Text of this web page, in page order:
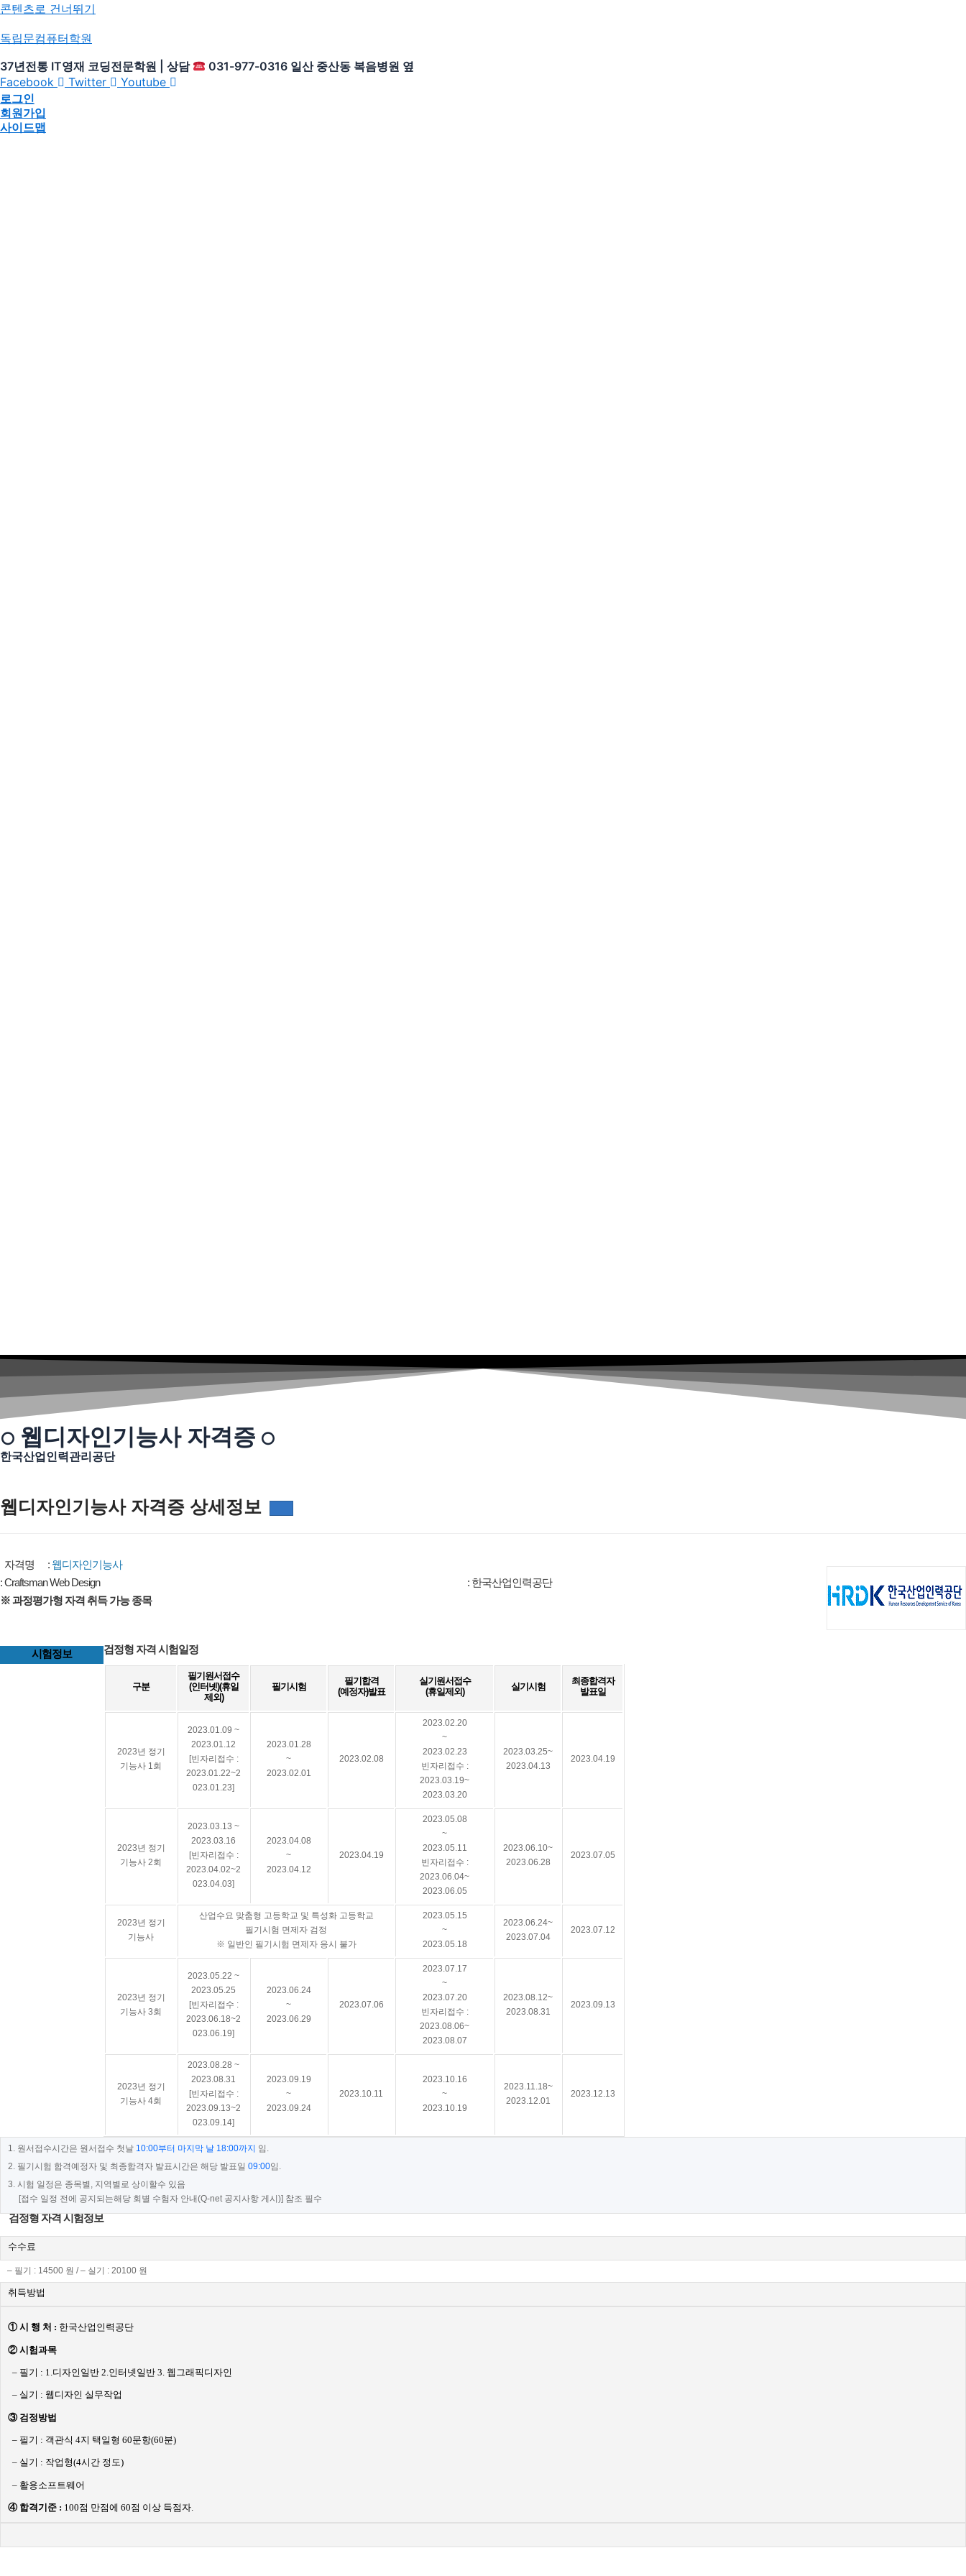
콘텐츠로 건너뛰기
독립문컴퓨터학원
37년전통 IT영재 코딩전문학원 | 상담
031-977-0316 일산 중산동 복음병원 옆
Facebook
Twitter
Youtube
로그인
회원가입
사이드맵
○ 웹디자인기능사 자격증 ○
한국산업인력관리공단
웹디자인기능사 자격증 상세정보
자격명 : 웹디자인기능사
: Craftsman Web Design
: 한국산업인력공단
※ 과정평가형 자격 취득 가능 종목
시험정보 검정형 자격 시험일정
구분
필기원서접수
(인터넷)(휴일
제외)
필기시험
필기합격
(예정자)발표
실기원서접수
(휴일제외)
실기시험
최종합격자
발표일
2023년 정기
기능사 1회
2023.01.09 ~
2023.01.12
[빈자리접수 :
2023.01.22~2
023.01.23]
2023.01.28
~
2023.02.01
2023.02.08
2023.02.20
~
2023.02.23
빈자리접수 :
2023.03.19~
2023.03.20
2023.03.25~
2023.04.13
2023.04.19
2023년 정기
기능사 2회
2023.03.13 ~
2023.03.16
[빈자리접수 :
2023.04.02~2
023.04.03]
2023.04.08
~
2023.04.12
2023.04.19
2023.05.08
~
2023.05.11
빈자리접수 :
2023.06.04~
2023.06.05
2023.06.10~
2023.06.28
2023.07.05
2023년 정기
기능사
산업수요 맞춤형 고등학교 및 특성화 고등학교
필기시험 면제자 검정
※ 일반인 필기시험 면제자 응시 불가
2023.05.15
~
2023.05.18
2023.06.24~
2023.07.04
2023.07.12
2023년 정기
기능사 3회
2023.05.22 ~
2023.05.25
[빈자리접수 :
2023.06.18~2
023.06.19]
2023.06.24
~
2023.06.29
2023.07.06
2023.07.17
~
2023.07.20
빈자리접수 :
2023.08.06~
2023.08.07
2023.08.12~
2023.08.31
2023.09.13
2023년 정기
기능사 4회
2023.08.28 ~
2023.08.31
[빈자리접수 :
2023.09.13~2
023.09.14]
2023.09.19
~
2023.09.24
2023.10.11
2023.10.16
~
2023.10.19
2023.11.18~
2023.12.01
2023.12.13
1. 원서접수시간은 원서접수 첫날 10:00부터 마지막 날 18:00까지 임.
2. 필기시험 합격예정자 및 최종합격자 발표시간은 해당 발표일 09:00임.
3. 시험 일정은 종목별, 지역별로 상이할수 있음
[접수 일정 전에 공지되는해당 회별 수험자 안내(Q-net 공지사항 게시)] 참조 필수
검정형 자격 시험정보
수수료
– 필기 : 14500 원 / – 실기 : 20100 원
취득방법
① 시 행 처 : 한국산업인력공단
② 시험과목
– 필기 : 1.디자인일반 2.인터넷일반 3. 웹그래픽디자인
– 실기 : 웹디자인 실무작업
③ 검정방법
– 필기 : 객관식 4지 택일형 60문항(60분)
– 실기 : 작업형(4시간 정도)
– 활용소프트웨어
④ 합격기준 : 100점 만점에 60점 이상 득점자.